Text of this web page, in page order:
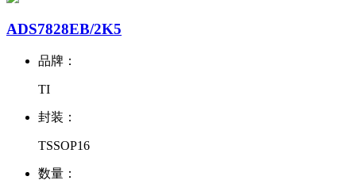
ADS7828EB/2K5
品牌：
TI
封装：
TSSOP16
数量：